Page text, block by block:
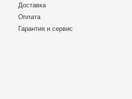
Доставка
Оплата
Гарантия и сервис